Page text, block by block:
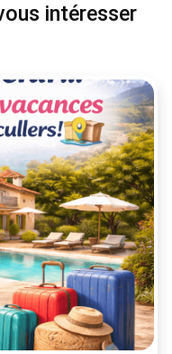
intéresser